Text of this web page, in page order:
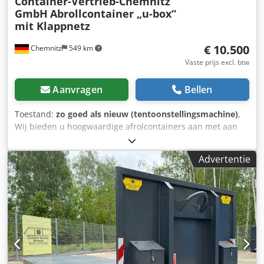
Chemnitz 549 km
GmbH Abrollcontainer „u-box“
mit Klappnetz
€ 10.500
Vaste prijs excl. btw
Aanvragen Bellen
Toestand: zo goed als nieuw (tentoonstellingsmachine),
Wij bieden u hoogwaardige afrolcontainers aan met aan
beide zijden omgeslagen buitenwanden. Inhoud tot 40 m³
Ontworpen voor de zwaarste omstandigheden,
vervaardigd uit HB450 HARDOX®. Uitgerust met een
inklapbaar netwerk voor snelle ladingzekering. ❌1 stuk
direct uit voorraad leverbaar – in RAL 7016❌ ⚠️ Helaas
adverteren veel handelaars met de merknaam Hardox,
maar gebruiken geen Hardox! Wij gebruiken uitsluitend
"origineel" HARDOX® van de fabrikant SSAB! Op onze
containers zit een sticker met een QR-scan code. Daarmee
kunt u aan de hand van het nummer de "authenticiteit"
Advertentie